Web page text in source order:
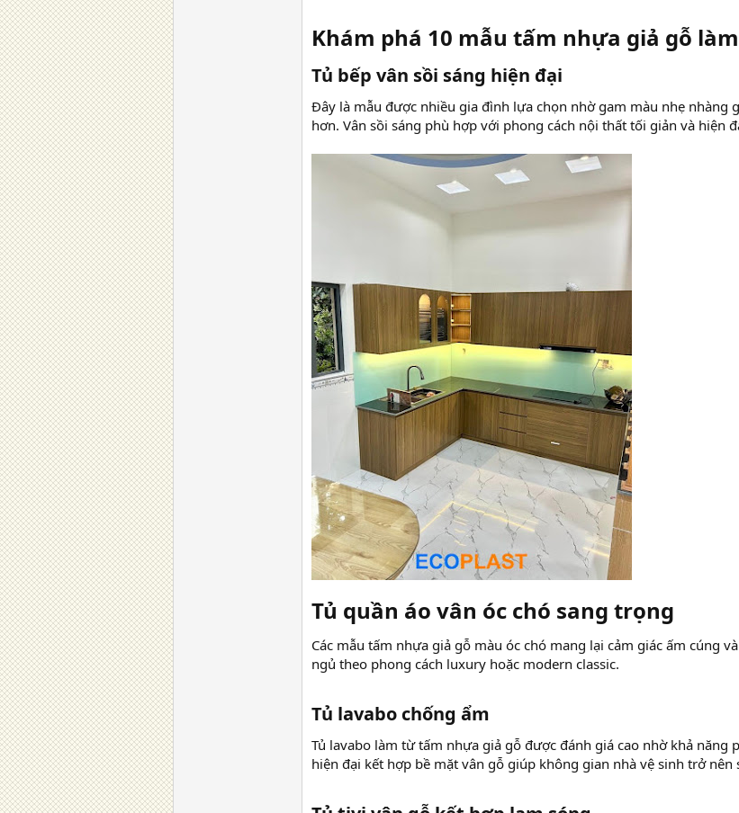
Khám phá 10 mẫu tấm nhựa giả gỗ
Tủ bếp vân sồi sáng hiện đại​
Đây là mẫu được nhiều gia đình lựa chọn nhờ gam màu nhẹ nhàng
hơn. Vân sồi sáng phù hợp với phong cách nội thất tối giản và hiện
Tủ quần áo vân óc chó sang trọng​
Các mẫu tấm nhựa giả gỗ màu óc chó mang lại cảm giác ấm cúng
ngủ theo phong cách luxury hoặc modern classic.
Tủ lavabo chống ẩm​
Tủ lavabo làm từ tấm nhựa giả gỗ được đánh giá cao nhờ khả
hiện đại kết hợp bề mặt vân gỗ giúp không gian nhà vệ sinh trở nên